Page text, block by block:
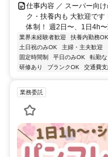
仕事内容 ／ スーパー向
ク・扶養内も 大歓迎です
体制！ 週2日〜、1日4h〜
業界未経験者歓迎 扶養内勤務OK
土日祝のみOK
主婦・主夫歓迎
固定時間制
平日のみOK 転勤な
研修あり
ブランクOK 交通費
業務委託